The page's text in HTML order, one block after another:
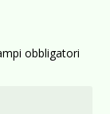
obbligatori